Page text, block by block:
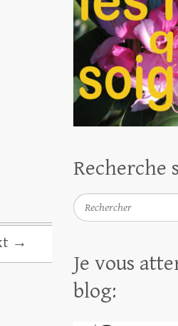
→
Recherche
Rechercher
Je vous
blog: